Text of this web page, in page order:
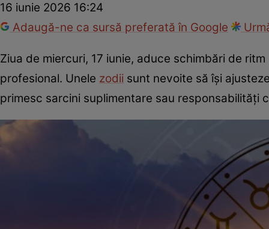
16 iunie 2026 16:24
Adaugă-ne ca sursă preferată în Google
Ziua de miercuri, 17 iunie, aduce schimbări de
profesional. Unele zodii sunt nevoite să își
primesc sarcini suplimentare sau responsabilități